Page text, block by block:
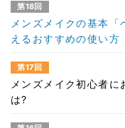
第18回
メンズメイクの基本
えるおすすめの使い方
第17回
メンズメイク初心者
は?